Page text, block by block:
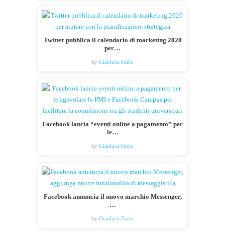
Twitter pubblica il calendario di marketing 2020
per…
by Gianluca Fazio
Facebook lancia “eventi online a pagamento” per
le…
by Gianluca Fazio
Facebook annuncia il nuovo marchio Messenger,
…
by Gianluca Fazio